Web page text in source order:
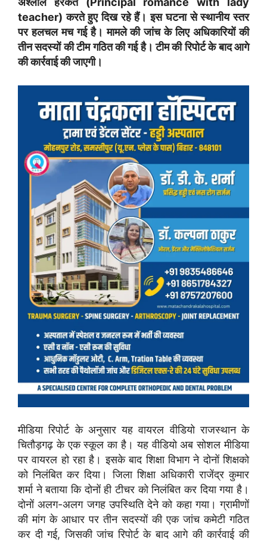
teacher) करते हुए दिख रहे हैं। इस घटना से स्थानीय स्तर
पर हलचल मच गई है। मामले की जांच के लिए अधिकारियों की
तीन सदस्यों की टीम गठित की गई है। टीम की रिपोर्ट के बाद आगे
की कार्रवाई की जाएगी।
मीडिया रिपोर्ट के अनुसार यह वायरल वीडियो राजस्थान के
चितौड़गढ़ के एक स्कूल का है। यह वीडियो अब सोशल मीडिया
पर वायरल हो रहा है। इसके बाद शिक्षा विभाग ने दोनों शिक्षको
को निलंबित कर दिया। जिला शिक्षा अधिकारी राजेंद्र कुमार
शर्मा ने बताया कि दोनों ही टीचर को निलंबित कर दिया गया है।
दोनों अलग-अलग जगह उपस्थिति देने को कहा गया। ग्रामीणों
की मांग के आधार पर तीन सदस्यों की एक जांच कमेटी गठित
कर दी गई, जिसकी जांच रिपोर्ट के बाद आगे की कार्रवाई की